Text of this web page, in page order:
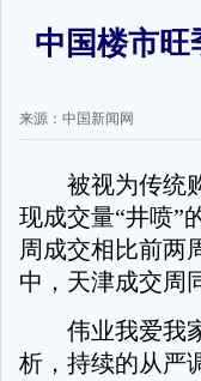
中国楼市旺
来源：中国新闻网
被视为传统购
现成交量“井喷”
周成交相比前两
中，天津成交周
伟业我爱我家
析，持续的从严